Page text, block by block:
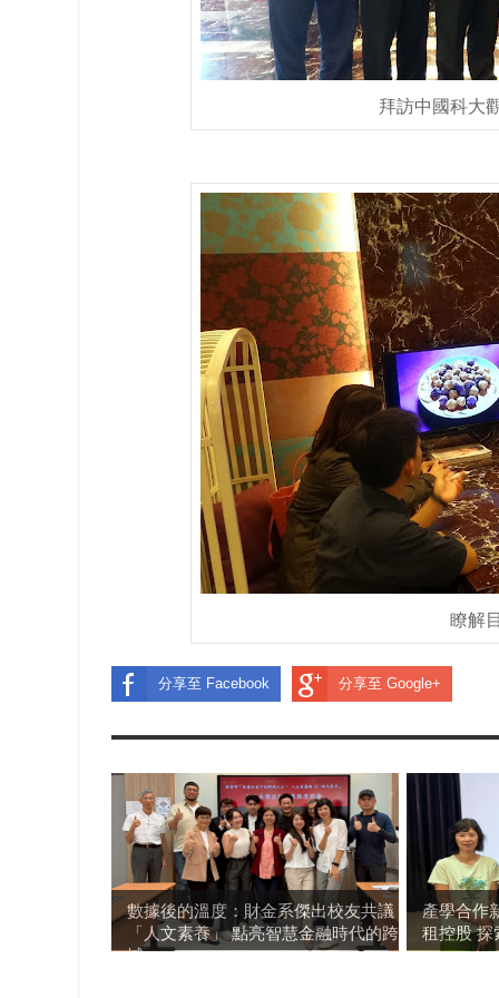
拜訪中國科大
瞭解
分享至 Facebook 分享至 Google+
數據後的溫度：財金系傑出校友共議
「人文素養」 點亮智慧金融時代的跨
域...
產學合作
租控股 探